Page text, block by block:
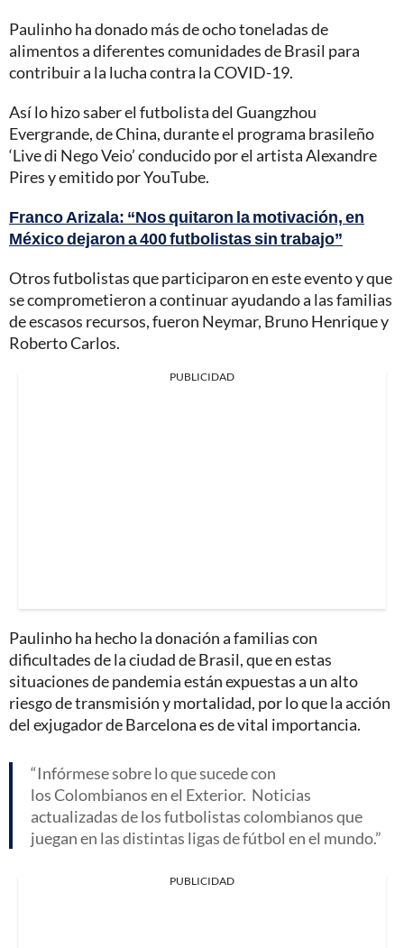
Paulinho ha donado más de ocho toneladas de
alimentos a diferentes comunidades de Brasil para
contribuir a la lucha contra la COVID-19.
Así lo hizo saber el futbolista del Guangzhou
Evergrande, de China, durante el programa brasileño
‘Live di Nego Veio’ conducido por el artista Alexandre
Pires y emitido por YouTube.
Franco Arizala: “Nos quitaron la motivación, en
México dejaron a 400 futbolistas sin trabajo”
Otros futbolistas que participaron en este evento y que
se comprometieron a continuar ayudando a las familias
de escasos recursos, fueron Neymar, Bruno Henrique y
Roberto Carlos.
PUBLICIDAD
Paulinho ha hecho la donación a familias con
dificultades de la ciudad de Brasil, que en estas
situaciones de pandemia están expuestas a un alto
riesgo de transmisión y mortalidad, por lo que la acción
del exjugador de Barcelona es de vital importancia.
Infórmese sobre lo que sucede con
los Colombianos en el Exterior. Noticias
actualizadas de los futbolistas colombianos que
juegan en las distintas ligas de fútbol en el mundo.
PUBLICIDAD